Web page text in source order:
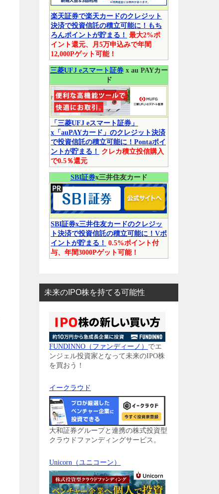
楽天証券で楽天カードのクレジット
決済で投資信託の積立可能に！もち
ろんポイントが貯まる！ 最大2%ポ
イント還元、月5万申込みで年間
12,000Pゲット可能！
三菱UFJ eスマート証券x au PAYカー
ド
「三菱UFJ eスマート証券」
x「auPAYカード」のクレジット決済
で投資信託の積立可能に！Pontaポイ
ントが貯まる！
クレカ積立投信購入
で0.5％還元
SBI証券x三井住友カード
SBI証券x三井住友カードのクレジッ
ト決済で投資信託の積立可能に！Vポ
イントが貯まる！ 0.5%ポイント付
与、年間3000Pゲット可能！
未来のIPO株を持てる可能性
FUNDINNO（ファンディーノ） でエ
ンジェル投資家となって未来のIPO株
を買おう！
イークラウド
大和証券グループと連携の株式投資型
クラウドファンディングサービス。
Unicorn（ユニコーン）